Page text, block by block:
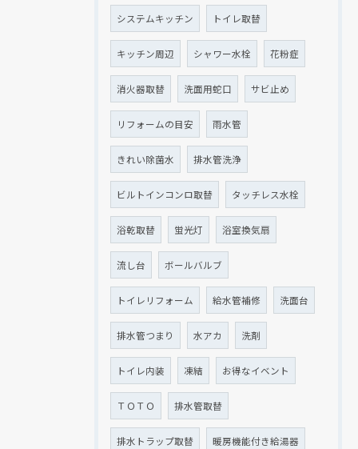
システムキッチン トイレ取替
キッチン周辺 シャワー水栓 花粉症
消火器取替 洗面用蛇口 サビ止め
リフォームの目安 雨水管
きれい除菌水 排水管洗浄
ビルトインコンロ取替 タッチレス水栓
浴乾取替 蛍光灯 浴室換気扇
流し台 ボールバルブ
トイレリフォーム 給水管補修 洗面台
排水管つまり 水アカ 洗剤
トイレ内装 凍結 お得なイベント
ＴＯＴＯ 排水管取替
排水トラップ取替 暖房機能付き給湯器